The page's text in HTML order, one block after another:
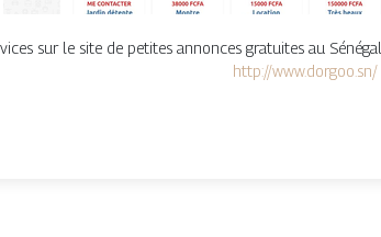
sur le site de petites annonces gratuites au Sénégal
http://www.dorgoo.sn/